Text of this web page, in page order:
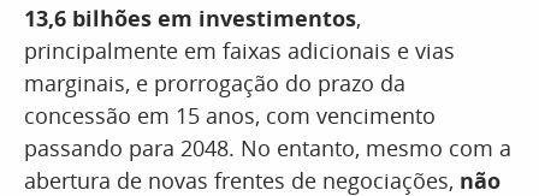
13,6 bilhões em investimentos,
principalmente em faixas adicionais e vias
marginais, e prorrogação do prazo da
concessão em 15 anos, com vencimento
passando para 2048. No entanto, mesmo com a
abertura de novas frentes de negociações, não